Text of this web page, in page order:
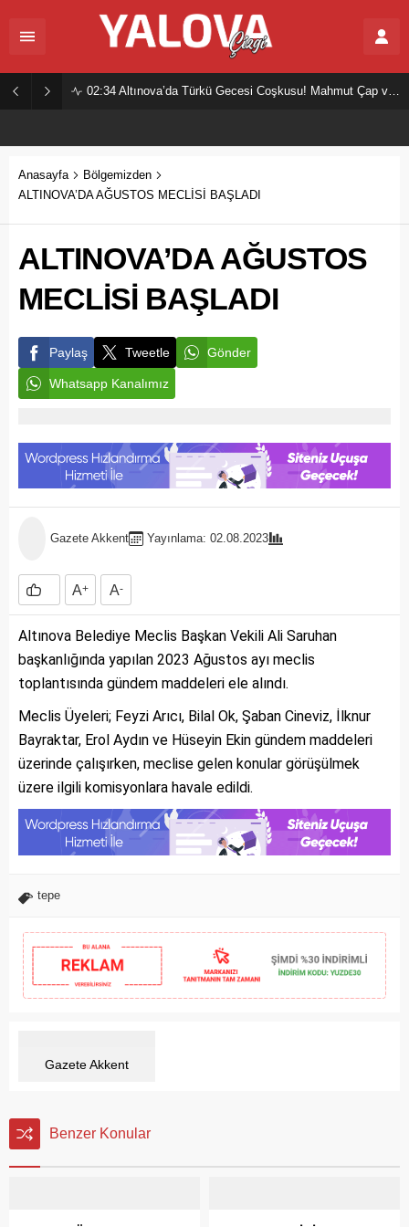
02:34 Altınova’da Türkü Gecesi Coşkusu! Mahmut Çap ve Ekibi Vatandaşları Buluşturdu
Anasayfa
Bölgemizden
ALTINOVA’DA AĞUSTOS MECLİSİ BAŞLADI
ALTINOVA’DA AĞUSTOS
MECLİSİ BAŞLADI
Paylaş Tweetle Gönder
Whatsapp Kanalımız
Gazete Akkent Yayınlama: 02.08.2023
A+ A-
Altınova Belediye Meclis Başkan Vekili Ali Saruhan
başkanlığında yapılan 2023 Ağustos ayı meclis
toplantısında gündem maddeleri ele alındı.
Meclis Üyeleri; Feyzi Arıcı, Bilal Ok, Şaban Cineviz, İlknur
Bayraktar, Erol Aydın ve Hüseyin Ekin gündem maddeleri
üzerinde çalışırken, meclise gelen konular görüşülmek
üzere ilgili komisyonlara havale edildi.
tepe
Gazete Akkent
Benzer Konular